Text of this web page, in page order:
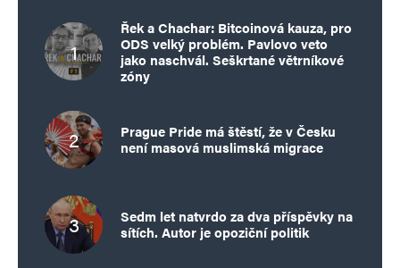
Řek a Chachar: Bitcoinová kauza, pro
ODS velký problém. Pavlovo veto
jako naschvál. Seškrtané větrníkové
zóny
Prague Pride má štěstí, že v Česku
není masová muslimská migrace
Sedm let natvrdo za dva příspěvky na
sítích. Autor je opoziční politik